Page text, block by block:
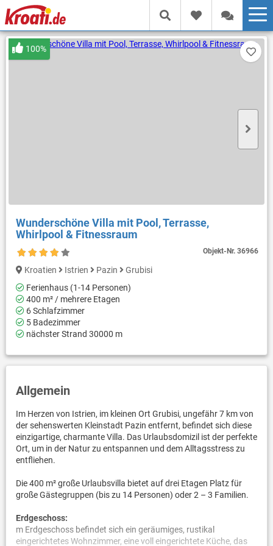
Wunderschöne Villa mit Pool, Terrasse,
Whirlpool & Fitnessraum
Objekt-Nr.36966
100%
Kroatien Istrien Pazin
Grubisi
Ferienhaus (1-14 Personen)
400 m² / mehrere Etagen
6 Schlafzimmer
5 Badezimmer
nächster Strand 30000 m
Allgemein
Im Herzen von Istrien, im kleinen Ort Grubisi, ungefähr 7 km von
der sehenswerten Kleinstadt Pazin entfernt, befindet sich diese
einzigartige, charmante Villa. Das Urlaubsdomizil ist der perfekte
Ort, um in der Natur zu entspannen und dem Alltagsstress zu
entfliehen.
Die 400 m² große Urlaubsvilla bietet auf drei Etagen Platz für
große Gästegruppen (bis zu 14 Personen) oder 2 – 3 Familien.
Erdgeschoss:
m Erdgeschoss befindet sich ein geräumiges, rustikal
eingerichtetes Wohnzimmer, eine voll eingerichtete Küche, das